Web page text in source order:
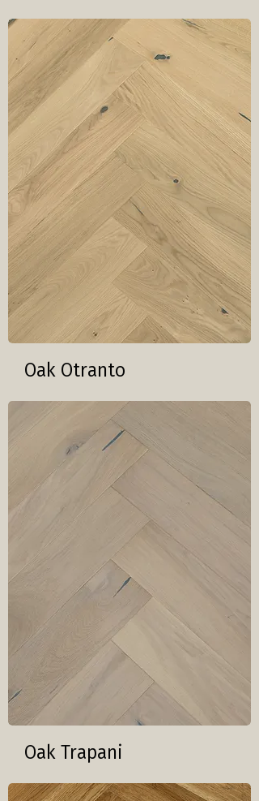
Oak Otranto
Oak Trapani